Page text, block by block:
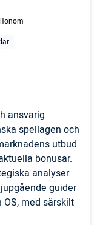
ansvarig
spellagen och
utbud
bonusar.
analyser
guider
med särskilt